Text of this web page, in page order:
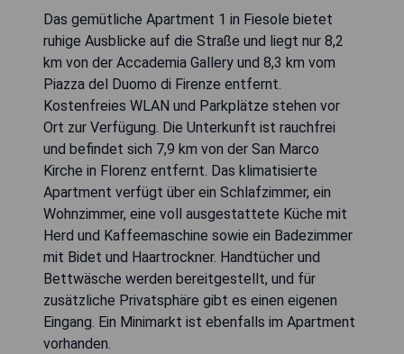
Das gemütliche Apartment 1 in Fiesole bietet
ruhige Ausblicke auf die Straße und liegt nur 8,2
km von der Accademia Gallery und 8,3 km vom
Piazza del Duomo di Firenze entfernt.
Kostenfreies WLAN und Parkplätze stehen vor
Ort zur Verfügung. Die Unterkunft ist rauchfrei
und befindet sich 7,9 km von der San Marco
Kirche in Florenz entfernt. Das klimatisierte
Apartment verfügt über ein Schlafzimmer, ein
Wohnzimmer, eine voll ausgestattete Küche mit
Herd und Kaffeemaschine sowie ein Badezimmer
mit Bidet und Haartrockner. Handtücher und
Bettwäsche werden bereitgestellt, und für
zusätzliche Privatsphäre gibt es einen eigenen
Eingang. Ein Minimarkt ist ebenfalls im Apartment
vorhanden.